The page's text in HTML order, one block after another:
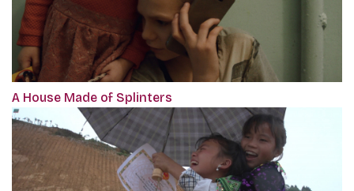
A House Made of Splinters